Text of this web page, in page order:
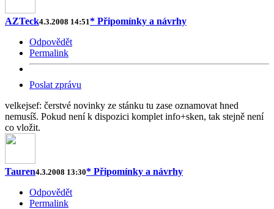
AZTeck4.3.2008 14:51* Připomínky a návrhy
Odpovědět
Permalink
Poslat zprávu
velkejsef: čerstvé novinky ze stánku tu zase oznamovat hned
nemusíš. Pokud není k dispozici komplet info+sken, tak stejně není
co vložit.
Tauren4.3.2008 13:30* Připomínky a návrhy
Odpovědět
Permalink